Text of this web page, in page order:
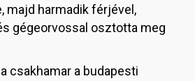
majd harmadik férjével,
gégeorvossal osztotta meg
csakhamar a budapesti